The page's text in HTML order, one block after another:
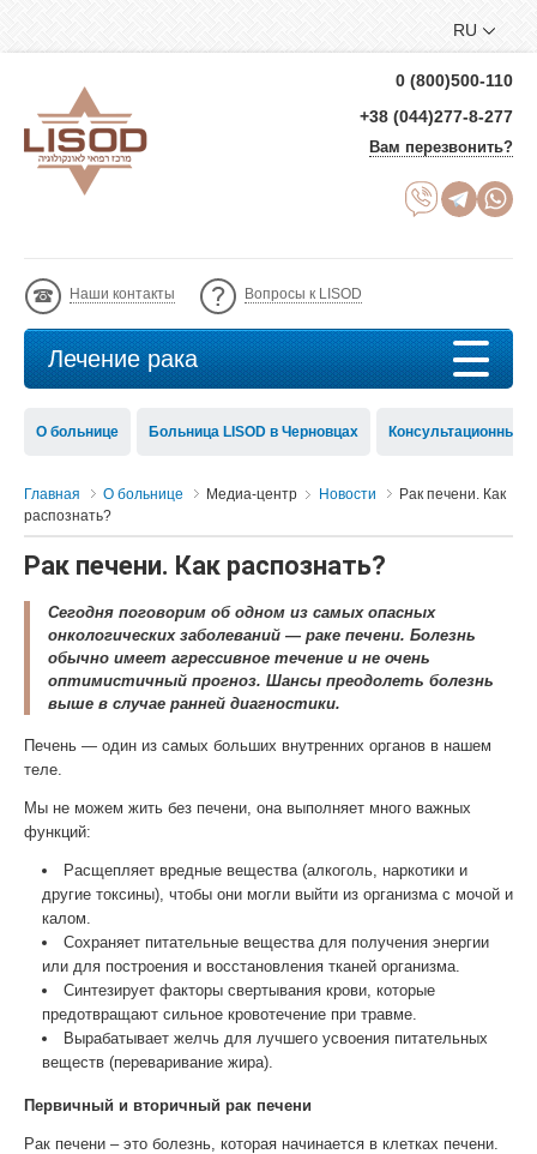
RU
0 (800)500-110
+38 (044)277-8-277
Вам перезвонить?
Наши контакты Вопросы к LISOD
Лечение рака
О больнице Больница LISOD в Черновцах Консультационный
Главная О больнице Медиа-центр Новости
Рак печени. Как
распознать?
Рак печени. Как распознать?
Сегодня поговорим об одном из самых опасных
онкологических заболеваний — раке печени. Болезнь
обычно имеет агрессивное течение и не очень
оптимистичный прогноз. Шансы преодолеть болезнь
выше в случае ранней диагностики.
Печень — один из самых больших внутренних органов в нашем
теле.
Мы не можем жить без печени, она выполняет много важных
функций:
Расщепляет вредные вещества (алкоголь, наркотики и
другие токсины), чтобы они могли выйти из организма с мочой и
калом.
Сохраняет питательные вещества для получения энергии
или для построения и восстановления тканей организма.
Синтезирует факторы свертывания крови, которые
предотвращают сильное кровотечение при травме.
Вырабатывает желчь для лучшего усвоения питательных
веществ (переваривание жира).
Первичный и вторичный рак печени
Рак печени – это болезнь, которая начинается в клетках печени.